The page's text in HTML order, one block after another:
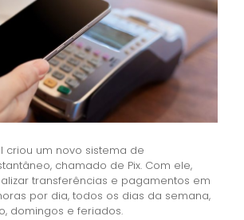
criou um novo sistema de
chamado de Pix. Com ele,
transferências e pagamentos em
por dia, todos os dias da semana,
domingos e feriados.